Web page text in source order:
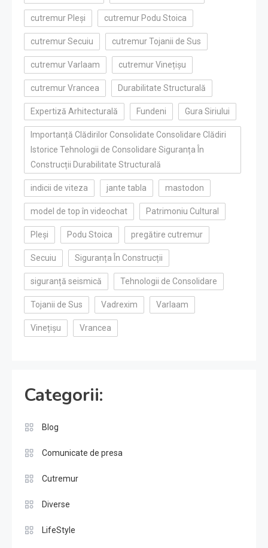
cutremur Pleși cutremur Podu Stoica
cutremur Secuiu cutremur Tojanii de Sus
cutremur Varlaam cutremur Vinețișu
cutremur Vrancea Durabilitate Structurală
Expertiză Arhitecturală Fundeni Gura Siriului
Importanță Clădirilor Consolidate Consolidare Clădiri
Istorice Tehnologii de Consolidare Siguranța În
Construcții Durabilitate Structurală
indicii de viteza jante tabla mastodon
model de top în videochat Patrimoniu Cultural
Pleși Podu Stoica pregătire cutremur
Secuiu Siguranța În Construcții
siguranță seismică Tehnologii de Consolidare
Tojanii de Sus Vadrexim Varlaam
Vinețișu Vrancea
Categorii:
Blog
Comunicate de presa
Cutremur
Diverse
LifeStyle